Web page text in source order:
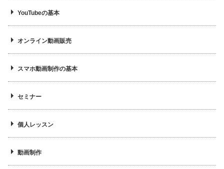
YouTubeの基本
オンライン動画販売
スマホ動画制作の基本
セミナー
個人レッスン
動画制作